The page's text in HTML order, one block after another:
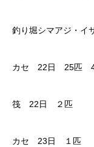
釣り堀シマアジ・イ
カセ 22日 25匹
筏 22日 ２匹
カセ 23日 １匹